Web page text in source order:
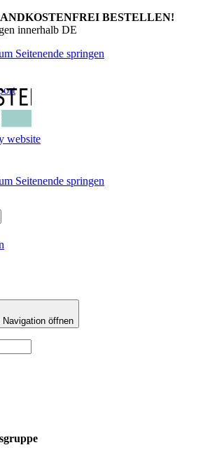
BESTELLEN!
innerhalb DE
Seitenende springen
website
Seitenende springen
Navigation öffnen